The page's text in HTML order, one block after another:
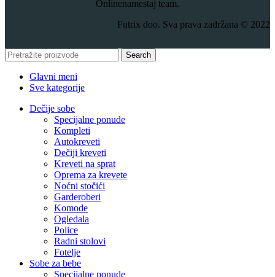
Onlinenamestaj team.
Futrix doo. Sva prava zadržana © 2022
Search
Glavni meni
Sve kategorije
Dečije sobe
Specijalne ponude
Kompleti
Autokreveti
Dečiji kreveti
Kreveti na sprat
Oprema za krevete
Noćni stočići
Garderoberi
Komode
Ogledala
Police
Radni stolovi
Fotelje
Sobe za bebe
Specijalne ponude